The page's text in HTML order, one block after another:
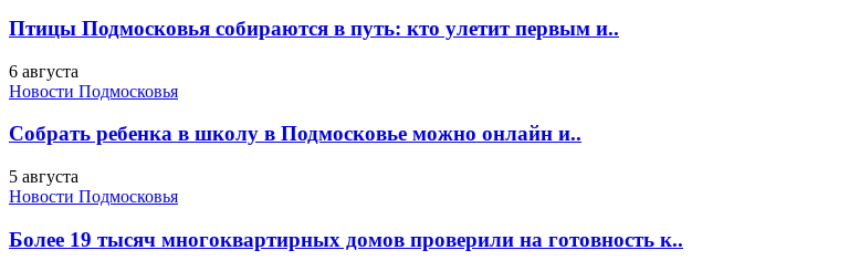
Птицы Подмосковья собираются в путь: кто улетит первым и..
6 августа
Новости Подмосковья
Собрать ребенка в школу в Подмосковье можно онлайн и..
5 августа
Новости Подмосковья
Более 19 тысяч многоквартирных домов проверили на готовность к..